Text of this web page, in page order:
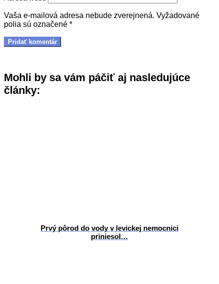
Vaša e-mailová adresa nebude zverejnená. Vyžadované
polia sú označené *
Mohli by sa vám páčiť aj nasledujúce
články:
Prvý pôrod do vody v levickej nemocnici
priniesol…